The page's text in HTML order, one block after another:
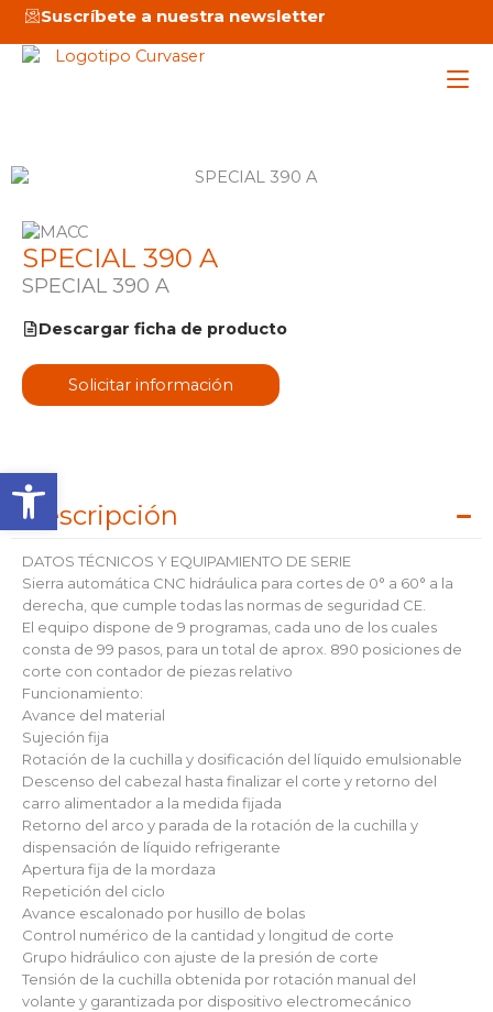
Abrir barra de
contenido
Suscríbete a nuestra newsletter
SPECIAL 390 A
SPECIAL 390 A
Descargar ficha de producto
Solicitar información
Descripción
DATOS TÉCNICOS Y EQUIPAMIENTO DE SERIE
Sierra automática CNC hidráulica para cortes de 0° a 60° a la
derecha, que cumple todas las normas de seguridad CE.
El equipo dispone de 9 programas, cada uno de los cuales
consta de 99 pasos, para un total de aprox. 890 posiciones de
corte con contador de piezas relativo
Funcionamiento:
Avance del material
Sujeción fija
Rotación de la cuchilla y dosificación del líquido emulsionable
Descenso del cabezal hasta finalizar el corte y retorno del
carro alimentador a la medida fijada
Retorno del arco y parada de la rotación de la cuchilla y
dispensación de líquido refrigerante
Apertura fija de la mordaza
Repetición del ciclo
Avance escalonado por husillo de bolas
Control numérico de la cantidad y longitud de corte
Grupo hidráulico con ajuste de la presión de corte
Tensión de la cuchilla obtenida por rotación manual del
volante y garantizada por dispositivo electromecánico